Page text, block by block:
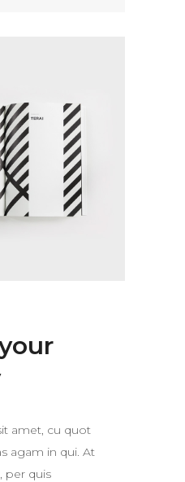
amet, cu quot
agam in qui. At
per quis